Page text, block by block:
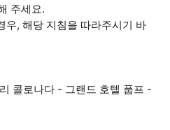
주세요.
우, 해당 지침을 따라주시기 바
콜로나다 - 그랜드 호텔 풉프 -